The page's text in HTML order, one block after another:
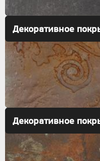
Декоративное
Декоративное